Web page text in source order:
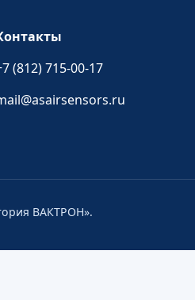
(812) 715-00-17
ВАКТРОН».